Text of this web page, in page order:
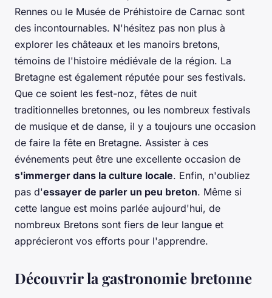
Rennes ou le Musée de Préhistoire de Carnac sont
des incontournables. N'hésitez pas non plus à
explorer les châteaux et les manoirs bretons,
témoins de l'histoire médiévale de la région. La
Bretagne est également réputée pour ses festivals.
Que ce soient les fest-noz, fêtes de nuit
traditionnelles bretonnes, ou les nombreux festivals
de musique et de danse, il y a toujours une occasion
de faire la fête en Bretagne. Assister à ces
événements peut être une excellente occasion de
s'immerger dans la culture locale. Enfin, n'oubliez
pas d'essayer de parler un peu breton. Même si
cette langue est moins parlée aujourd'hui, de
nombreux Bretons sont fiers de leur langue et
apprécieront vos efforts pour l'apprendre.
Découvrir la gastronomie bretonne